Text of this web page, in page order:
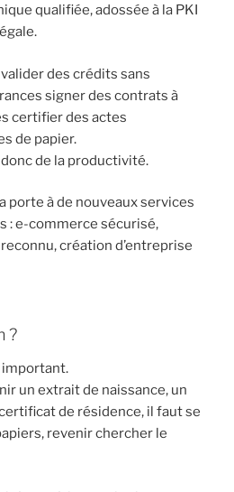
qualifiée, adossée à la PKI
des crédits sans
signer des contrats à
certifier des actes
de papier.
donc de la productivité.
porte à de nouveaux services
: e-commerce sécurisé,
création d’entreprise
?
important.
un extrait de naissance, un
de résidence, il faut se
revenir chercher le